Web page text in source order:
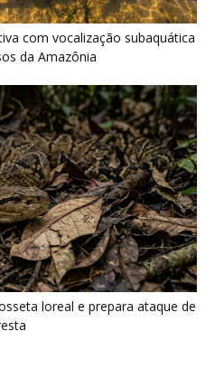
loreal e prepara ataque de
mundo dos sapos e lagartos que
2026
não entra em colapso com a
2026